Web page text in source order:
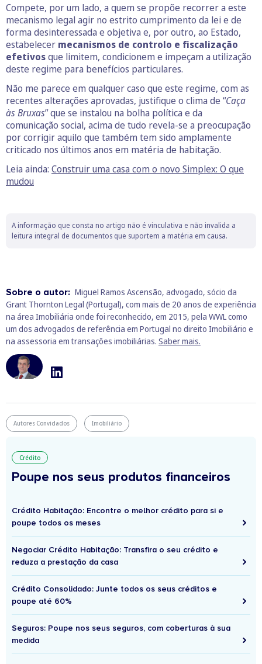
Compete, por um lado, a quem se propõe recorrer a este
mecanismo legal agir no estrito cumprimento da lei e de
forma desinteressada e objetiva e, por outro, ao Estado,
estabelecer mecanismos de controlo e fiscalização
efetivosque limitem, condicionem e impeçam a utilização
deste regime para benefícios particulares.
Não me parece em qualquer caso que este regime, com as
recentes alterações aprovadas, justifique o clima de “Caça
às Bruxas” que se instalou na bolha política e da
comunicação social, acima de tudo revela-se a preocupação
por corrigir aquilo que também tem sido amplamente
criticado nos últimos anos em matéria de habitação.
Leia ainda: Construir uma casa com o novo Simplex: O que
mudou
A informação que consta no artigo não é vinculativa e não invalida a
leitura integral de documentos que suportem a matéria em causa.
Sobre o autor: Miguel Ramos Ascensão, advogado, sócio da
Grant Thornton Legal (Portugal), com mais de 20 anos de experiência
na área Imobiliária onde foi reconhecido, em 2015, pela WWL como
um dos advogados de referência em Portugal no direito Imobiliário e
na assessoria em transações imobiliárias. Saber mais.
Autores Convidados Imobiliário
Crédito
Poupe nos seus produtos financeiros
Crédito Habitação: Encontre o melhor crédito para si e
poupe todos os meses
Negociar Crédito Habitação: Transfira o seu crédito e
reduza a prestação da casa
Crédito Consolidado: Junte todos os seus créditos e
poupe até 60%
Seguros: Poupe nos seus seguros, com coberturas à sua
medida